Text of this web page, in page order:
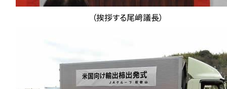
（挨拶する尾﨑議長）